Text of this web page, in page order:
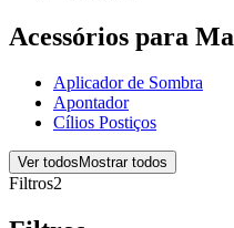
Acessórios para
Aplicador de Sombra
Apontador
Cílios Postiços
Ver todos Mostrar todos
Filtros2